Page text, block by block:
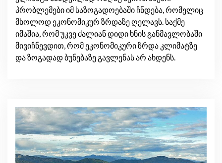
პრობლემები იმ საზოგადოებაში ჩნდება, რომელიც
მხოლოდ ეკონომიკურ ზრდაზე ღელავს. საქმე
იმაშია, რომ უკვე ძალიან დიდი ხნის განმავლობაში
მივიჩნევდით, რომ ეკონომიკური ზრდა კლიმატზე
და ზოგადად ბუნებაზე გავლენას არ ახდენს.